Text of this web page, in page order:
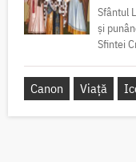
Sfântul
și
Sfintei
Canon Viață